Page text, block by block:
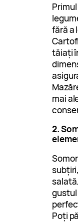
fără a
tăiați
mai
2.
Poți